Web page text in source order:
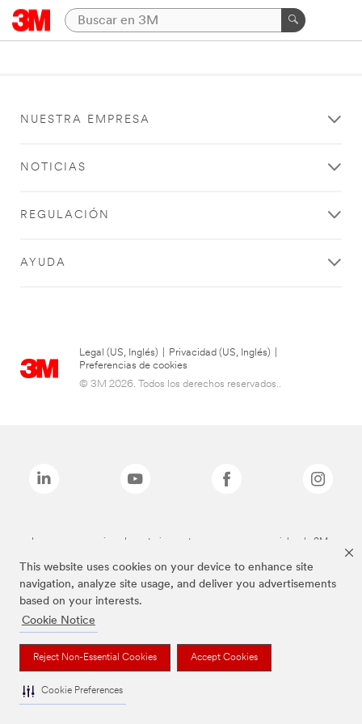
This website uses cookies on your device to enhance site
navigation, analyze site usage, and deliver you advertisements
based on your interests.
Cookie Notice
Reject Non-Essential Cookies Accept Cookies
Cookie Preferences
NUESTRA EMPRESA
NOTICIAS
REGULACIÓN
AYUDA
Legal (US, Inglés) Privacidad (US, Inglés)
Preferencias de cookies
© 3M 2026. Todos los derechos reservados..
Las marcas mencionadas anteriormente son marcas comerciales de 3M.